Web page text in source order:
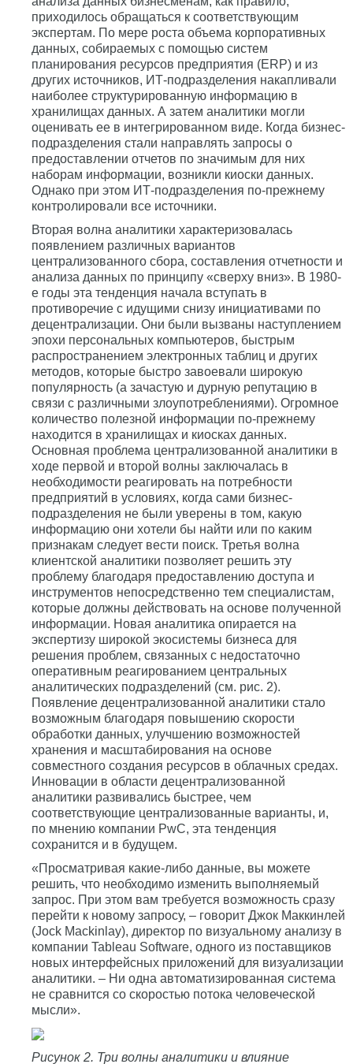
приходилось обращаться к соответствующим
экспертам. По мере роста объема корпоративных
данных, собираемых с помощью систем
планирования ресурсов предприятия (ERP) и из
других источников, ИТ-подразделения накапливали
наиболее структурированную информацию в
хранилищах данных. А затем аналитики могли
оценивать ее в интегрированном виде. Когда бизнес-
подразделения стали направлять запросы о
предоставлении отчетов по значимым для них
наборам информации, возникли киоски данных.
Однако при этом ИТ-подразделения по-прежнему
контролировали все источники.
Вторая волна аналитики характеризовалась
появлением различных вариантов
централизованного сбора, составления отчетности и
анализа данных по принципу «сверху вниз». В 1980-
е годы эта тенденция начала вступать в
противоречие с идущими снизу инициативами по
децентрализации. Они были вызваны наступлением
эпохи персональных компьютеров, быстрым
распространением электронных таблиц и других
методов, которые быстро завоевали широкую
популярность (а зачастую и дурную репутацию в
связи с различными злоупотреблениями). Огромное
количество полезной информации по-прежнему
находится в хранилищах и киосках данных.
Основная проблема централизованной аналитики в
ходе первой и второй волны заключалась в
необходимости реагировать на потребности
предприятий в условиях, когда сами бизнес-
подразделения не были уверены в том, какую
информацию они хотели бы найти или по каким
признакам следует вести поиск. Третья волна
клиентской аналитики позволяет решить эту
проблему благодаря предоставлению доступа и
инструментов непосредственно тем специалистам,
которые должны действовать на основе полученной
информации. Новая аналитика опирается на
экспертизу широкой экосистемы бизнеса для
решения проблем, связанных с недостаточно
оперативным реагированием центральных
аналитических подразделений (см. рис. 2).
Появление децентрализованной аналитики стало
возможным благодаря повышению скорости
обработки данных, улучшению возможностей
хранения и масштабирования на основе
совместного создания ресурсов в облачных средах.
Инновации в области децентрализованной
аналитики развивались быстрее, чем
соответствующие централизованные варианты, и,
по мнению компании PwC, эта тенденция
сохранится и в будущем.
«Просматривая какие-либо данные, вы можете
решить, что необходимо изменить выполняемый
запрос. При этом вам требуется возможность сразу
перейти к новому запросу, – говорит Джок Маккинлей
(Jock Mackinlay), директор по визуальному анализу в
компании Tableau Software, одного из поставщиков
новых интерфейсных приложений для визуализации
аналитики. – Ни одна автоматизированная система
не сравнится со скоростью потока человеческой
мысли».
Рисунок 2. Три волны аналитики и влияние